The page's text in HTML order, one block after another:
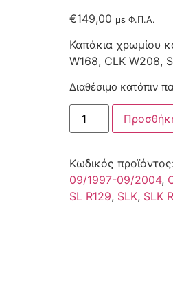
€149,00 με Φ.Π.Α.
Καπάκια χρωμίου
W168, CLK W208,
Διαθέσιμο κατόπιν
Κωδικός προϊόντος:
09/1997-09/2004,
SL R129, SLK, SLK